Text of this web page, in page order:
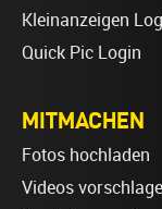
Kleinanzeigen
Quick Pic Login
MITMACHEN
Fotos hochladen
Videos